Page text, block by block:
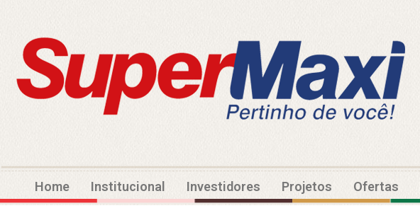
Home Institucional Investidores Projetos Ofertas